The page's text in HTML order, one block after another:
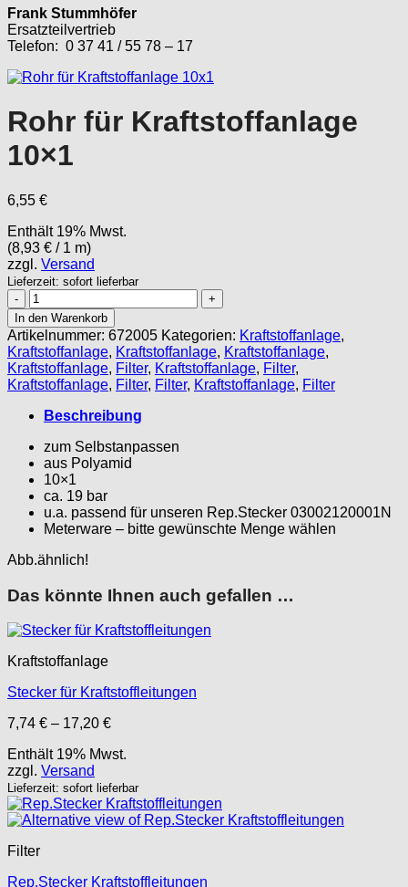
Frank Stummhöfer
Ersatzteilvertrieb
Telefon: 0 37 41 / 55 78 – 17
Rohr für Kraftstoffanlage
10×1
6,55 €
Enthält 19% Mwst.
(8,93 € / 1 m)
zzgl. Versand
Lieferzeit: sofort lieferbar
Rohr
für
Kraftstoffanlage
10x1
Menge
In den Warenkorb
Artikelnummer: 672005 Kategorien: Kraftstoffanlage,
Kraftstoffanlage, Kraftstoffanlage, Kraftstoffanlage,
Kraftstoffanlage, Filter, Kraftstoffanlage, Filter,
Kraftstoffanlage, Filter, Filter, Kraftstoffanlage, Filter
Beschreibung
zum Selbstanpassen
aus Polyamid
10×1
ca. 19 bar
u.a. passend für unseren Rep.Stecker 03002120001N
Meterware – bitte gewünschte Menge wählen
Abb.ähnlich!
Das könnte Ihnen auch gefallen …
Kraftstoffanlage
Stecker für Kraftstoffleitungen
7,74 € – 17,20 €Preisspanne:
bis
Enthält 19% Mwst.
zzgl. Versand
Lieferzeit: sofort lieferbar
Filter
Rep.Stecker Kraftstoffleitungen